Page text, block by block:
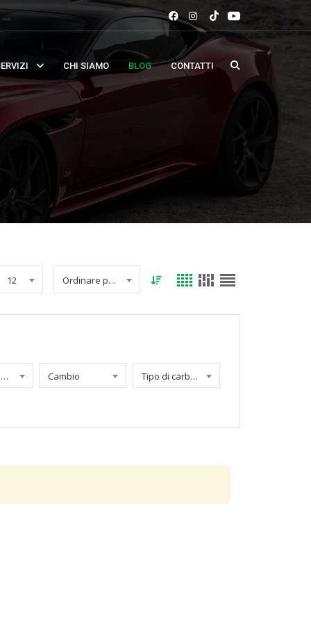
CHI SIAMO BLOG CONTATTI
12 Ordinare per data
Chilometraggio Cambio Tipo di carburante